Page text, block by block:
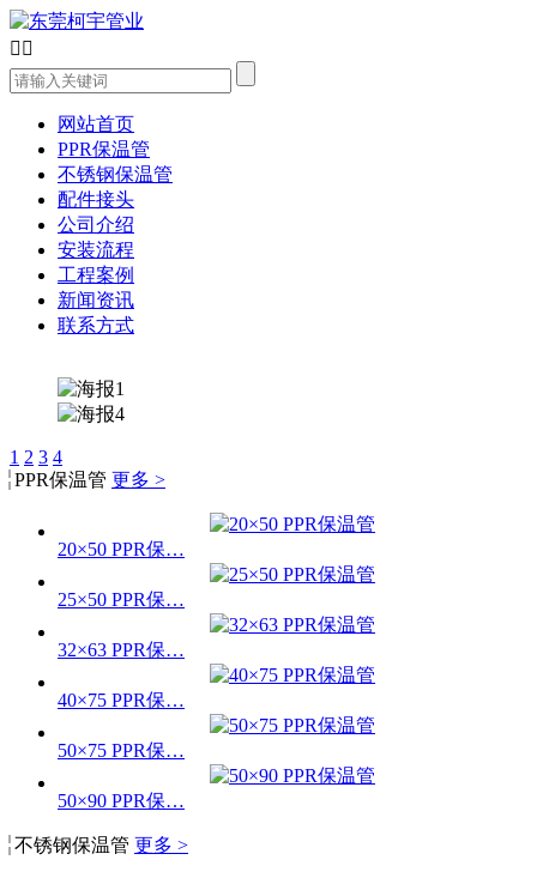
 
网站首页
PPR保温管
不锈钢保温管
配件接头
公司介绍
安装流程
工程案例
新闻资讯
联系方式
1 2 3 4
PPR保温管 更多 >
20×50 PPR保…
25×50 PPR保…
32×63 PPR保…
40×75 PPR保…
50×75 PPR保…
50×90 PPR保…
不锈钢保温管 更多 >